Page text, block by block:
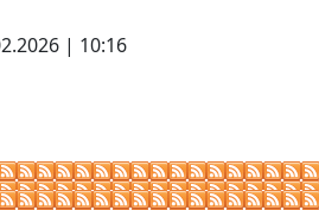
| 10:16